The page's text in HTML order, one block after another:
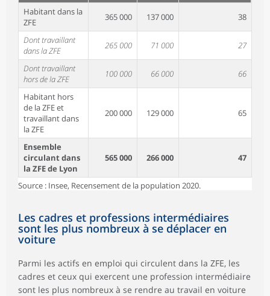
Habitant dans la
ZFE
365 000 137 000 38
Dont travaillant
dans la ZFE
265 000 71 000 27
Dont travaillant
hors de la ZFE
100 000 66 000 66
Habitant hors
de la ZFE et
travaillant dans
la ZFE
200 000 129 000 65
Ensemble
circulant dans
la ZFE de Lyon
565 000 266 000 47
Source : Insee, Recensement de la population 2020.
Les cadres et professions intermédiaires
sont les plus nombreux à se déplacer en
voiture
Parmi les actifs en emploi qui circulent dans la ZFE, les
cadres et ceux qui exercent une profession intermédiaire
sont les plus nombreux à se rendre au travail en voiture